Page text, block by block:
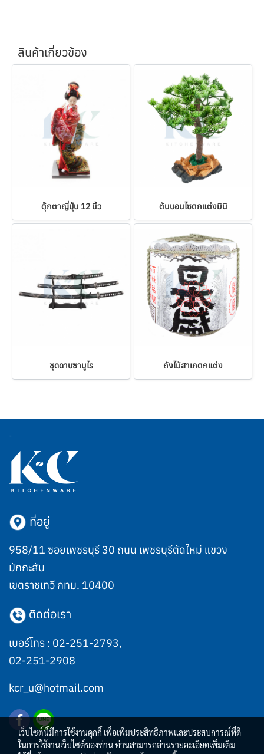
สินค้าเกี่ยวข้อง
ตุ๊กตาญี่ปุ่น 12 นิ้ว ต้นบอนไซตกแต่งมินิ
ชุดดาบซามูไร ถังไม้สาเกตกแต่ง
ที่อยู่
958/11 ซอยเพชรบุรี 30 ถนน เพชรบุรีตัดใหม่ แขวง
มักกะสัน
เขตราชเทวี กทม. 10400
ติดต่อเรา
เบอร์โทร : 02-251-2793,
02-251-2908
kcr_u@hotmail.com
เว็บไซต์นี้มีการใช้งานคุกกี้ เพื่อเพิ่มประสิทธิภาพและประสบการณ์ที่ดี
ในการใช้งานเว็บไซต์ของท่าน ท่านสามารถอ่านรายละเอียดเพิ่มเติม